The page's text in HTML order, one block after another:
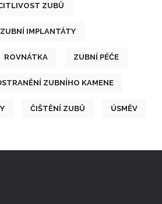
ZUBŮ
ZUBNÍ IMPLANTÁTY
ROVNÁTKA ZUBNÍ PÉČE
ZUBNÍHO KAMENE
ČIŠTĚNÍ ZUBŮ ÚSMĚV